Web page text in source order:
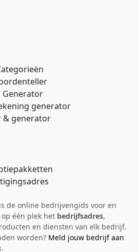
Generator
generator
& generator
de online bedrijvengids voor en
één plek het bedrijfsadres,
en diensten van elk bedrijf.
worden? Meld jouw bedrijf aan
uw feedback!